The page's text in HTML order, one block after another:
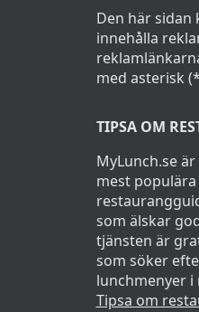
Den här sidan
innehålla
med asterisk
TIPSA OM
MyLunch.se är
mest populära
som älskar
tjänsten är
som söker
lunchmenyer i
Tipsa om